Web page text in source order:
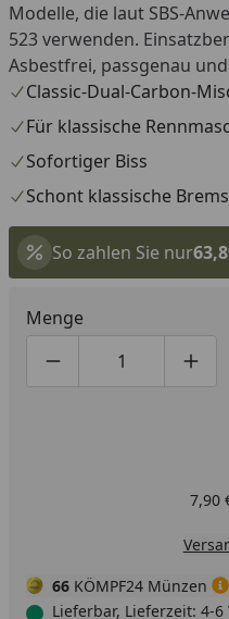
Modelle, die laut SBS-
523 verwenden.
Asbestfrei, passgenau
Classic-Dual-Carbon-
Für klassische
Sofortiger Biss
Schont klassische
So zahlen Sie nur
Menge
Produktmenge um
7,90
66 KÖMPF24 Münzen
Lieferbar, Lieferzeit: 4-